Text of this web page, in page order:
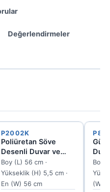
Değerlendirmeler
P2002K
Poliüretan Söve
Desenli Duvar ve
Tavan Köşe Bordürü
Motifi 56x56 cm
P2002K
Boy (L) 56 cm ·
Yükseklik (H) 5,5 cm ·
En (W) 56 cm
Gül
Boy
(W)